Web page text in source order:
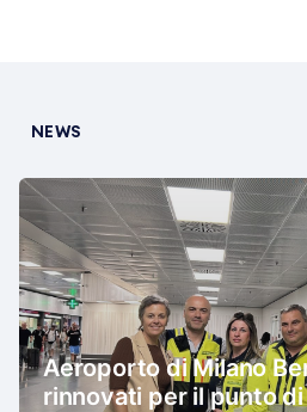
NEWS
Aeroporto di Milano
rinnovati per il punto